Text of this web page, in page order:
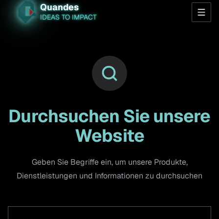
Quandes
IDEAS TO IMPACT
Durchsuchen Sie unsere
Website
Geben Sie Begriffe ein, um unsere Produkte,
Dienstleistungen und Informationen zu durchsuchen